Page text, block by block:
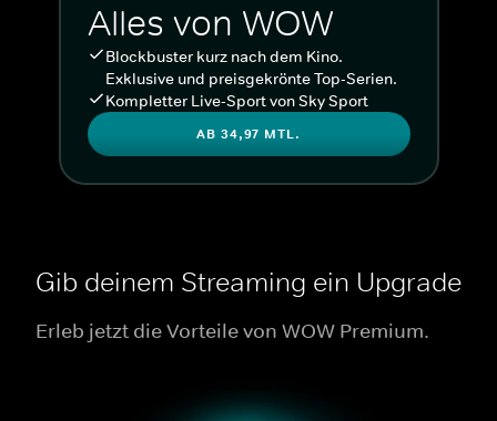
Alles von WOW
Blockbuster kurz nach dem Kino.
Exklusive und preisgekrönte Top-Serien.
Kompletter Live-Sport von Sky Sport
AB 34,97 MTL.
Gib deinem Streaming ein Upgrade
Erleb jetzt die Vorteile von WOW Premium.